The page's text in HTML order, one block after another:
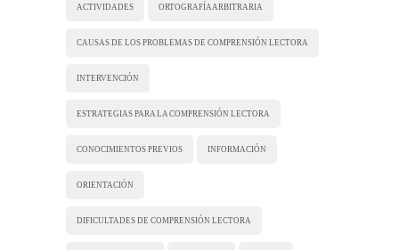
ACTIVIDADES ORTOGRAFÍA ARBITRARIA
CAUSAS DE LOS PROBLEMAS DE COMPRENSIÓN LECTORA
INTERVENCIÓN
ESTRATEGIAS PARA LA COMPRENSIÓN LECTORA
CONOCIMIENTOS PREVIOS INFORMACIÓN
ORIENTACIÓN
DIFICULTADES DE COMPRENSIÓN LECTORA